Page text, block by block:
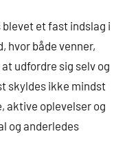
et fast indslag i
hvor både venner,
udfordre sig selv og
skyldes ikke mindst
aktive oplevelser og
og anderledes